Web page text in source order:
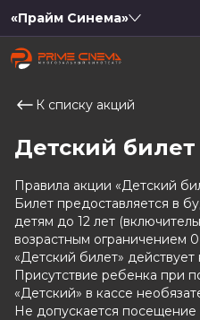
«Прайм Синема»
К списку акций
Детский
Правила акции «Детский
Билет предоставляется в
детям до 12 лет
возрастным ограничением
«Детский билет»
Присутствие ребенка при
«Детский» в кассе
Не допускается